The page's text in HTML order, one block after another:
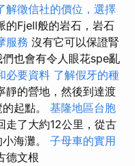
解徵信社的價位，選擇
的Fjell般的岩石，岩石
服務 沒有它可以保證腎
也會有令人眼花spe亂
必要資料 了解假牙的種
靜的營地，然後到達渡
起點。 基隆地區台胞
走了大約12公里，從古
海灘。 子母車的實用
德文根